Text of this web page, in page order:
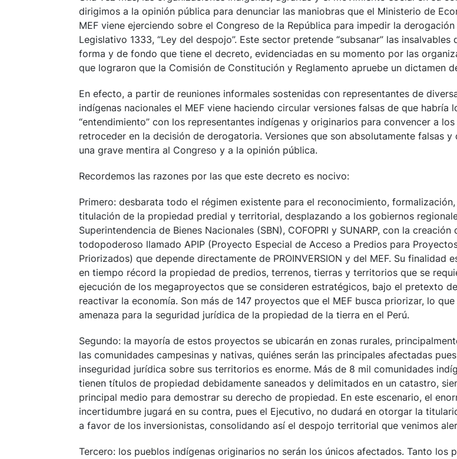
dirigimos a la opinión pública para denunciar las maniobras que el Ministerio de
MEF viene ejerciendo sobre el Congreso de la República para impedir la
Legislativo 1333, “Ley del despojo”. Este sector pretende “subsanar” las insalvables
forma y de fondo que tiene el decreto, evidenciadas en su momento por las
que lograron que la Comisión de Constitución y Reglamento apruebe un dictamen
En efecto, a partir de reuniones informales sostenidas con representantes de
indígenas nacionales el MEF viene haciendo circular versiones falsas de que habría
“entendimiento” con los representantes indígenas y originarios para convencer a
retroceder en la decisión de derogatoria. Versiones que son absolutamente falsas y
una grave mentira al Congreso y a la opinión pública.
Recordemos las razones por las que este decreto es nocivo:
Primero: desbarata todo el régimen existente para el reconocimiento,
titulación de la propiedad predial y territorial, desplazando a los gobiernos
Superintendencia de Bienes Nacionales (SBN), COFOPRI y SUNARP, con la creación
todopoderoso llamado APIP (Proyecto Especial de Acceso a Predios para
Priorizados) que depende directamente de PROINVERSION y del MEF. Su finalidad
en tiempo récord la propiedad de predios, terrenos, tierras y territorios que se
ejecución de los megaproyectos que se consideren estratégicos, bajo el pretexto
reactivar la economía. Son más de 147 proyectos que el MEF busca priorizar, lo
amenaza para la seguridad jurídica de la propiedad de la tierra en el Perú.
Segundo: la mayoría de estos proyectos se ubicarán en zonas rurales,
las comunidades campesinas y nativas, quiénes serán las principales afectadas
inseguridad jurídica sobre sus territorios es enorme. Más de 8 mil comunidades
tienen títulos de propiedad debidamente saneados y delimitados en un catastro,
principal medio para demostrar su derecho de propiedad. En este escenario, el
incertidumbre jugará en su contra, pues el Ejecutivo, no dudará en otorgar la
a favor de los inversionistas, consolidando así el despojo territorial que venimos
Tercero: los pueblos indígenas originarios no serán los únicos afectados. Tanto los